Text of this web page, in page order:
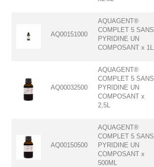
AQ00151000
AQUAGENT®
COMPLET 5 SANS
PYRIDINE UN
COMPOSANT x 1L
AQ00032500
AQUAGENT®
COMPLET 5 SANS
PYRIDINE UN
COMPOSANT x
2,5L
AQ00150500
AQUAGENT®
COMPLET 5 SANS
PYRIDINE UN
COMPOSANT x
500ML